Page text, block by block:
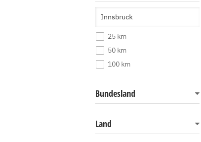
25 km
50 km
100 km
Bundesland
Land